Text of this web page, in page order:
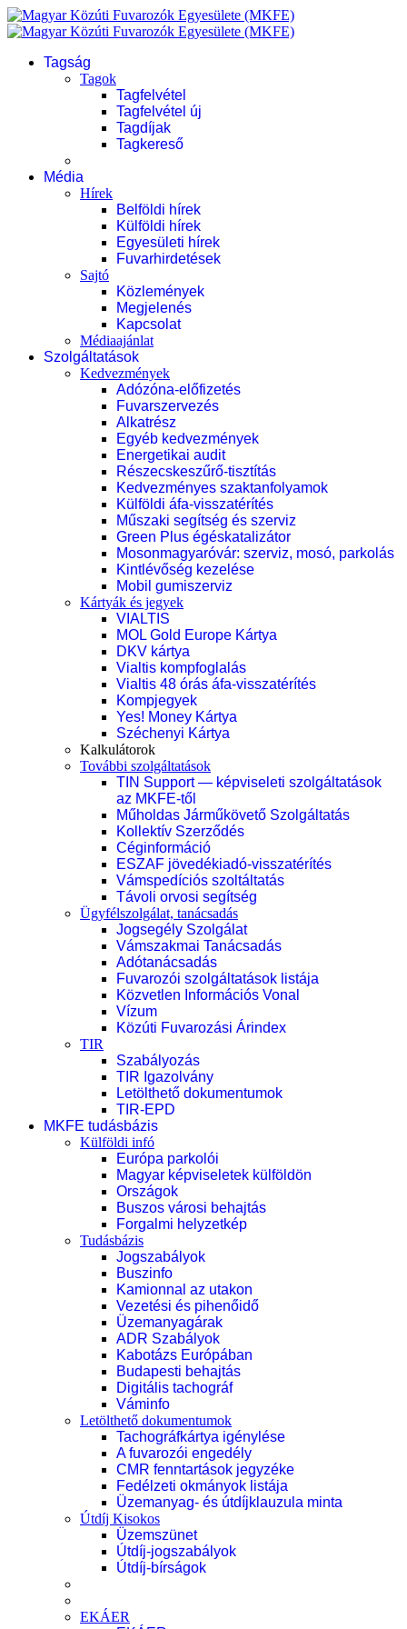
Tagság
Tagok
Tagfelvétel
Tagfelvétel új
Tagdíjak
Tagkereső
Média
Hírek
Belföldi hírek
Külföldi hírek
Egyesületi hírek
Fuvarhirdetések
Sajtó
Közlemények
Megjelenés
Kapcsolat
Médiaajánlat
Szolgáltatások
Kedvezmények
Adózóna-előfizetés
Fuvarszervezés
Alkatrész
Egyéb kedvezmények
Energetikai audit
Részecskeszűrő-tisztítás
Kedvezményes szaktanfolyamok
Külföldi áfa-visszatérítés
Műszaki segítség és szerviz
Green Plus égéskatalizátor
Mosonmagyaróvár: szerviz, mosó, parkolás
Kintlévőség kezelése
Mobil gumiszerviz
Kártyák és jegyek
VIALTIS
MOL Gold Europe Kártya
DKV kártya
Vialtis kompfoglalás
Vialtis 48 órás áfa-visszatérítés
Kompjegyek
Yes! Money Kártya
Széchenyi Kártya
Kalkulátorok
További szolgáltatások
TIN Support — képviseleti szolgáltatások
az MKFE-től
Műholdas Járműkövető Szolgáltatás
Kollektív Szerződés
Céginformáció
ESZAF jövedékiadó-visszatérítés
Vámspedíciós szoltáltatás
Távoli orvosi segítség
Ügyfélszolgálat, tanácsadás
Jogsegély Szolgálat
Vámszakmai Tanácsadás
Adótanácsadás
Fuvarozói szolgáltatások listája
Közvetlen Információs Vonal
Vízum
Közúti Fuvarozási Árindex
TIR
Szabályozás
TIR Igazolvány
Letölthető dokumentumok
TIR-EPD
MKFE tudásbázis
Külföldi infó
Európa parkolói
Magyar képviseletek külföldön
Országok
Buszos városi behajtás
Forgalmi helyzetkép
Tudásbázis
Jogszabályok
Buszinfo
Kamionnal az utakon
Vezetési és pihenőidő
Üzemanyagárak
ADR Szabályok
Kabotázs Európában
Budapesti behajtás
Digitális tachográf
Váminfo
Letölthető dokumentumok
Tachográfkártya igénylése
A fuvarozói engedély
CMR fenntartások jegyzéke
Fedélzeti okmányok listája
Üzemanyag- és útdíjklauzula minta
Útdíj Kisokos
Üzemszünet
Útdíj-jogszabályok
Útdíj-bírságok
EKÁER